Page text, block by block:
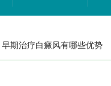
早期治疗白癜风有哪些优势